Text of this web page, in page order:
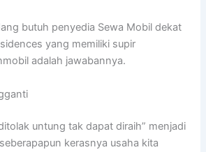
butuh penyedia Sewa Mobil dekat
yang memiliki supir
adalah jawabannya.
untung tak dapat diraih” menjadi
kerasnya usaha kita